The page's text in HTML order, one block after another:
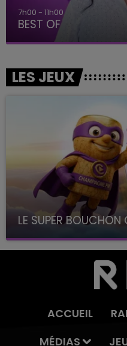
7h00 - 11h00
BEST OF
LES JEUX
LE SUPER
avec La Famille
ACCUEIL
MÉDIAS